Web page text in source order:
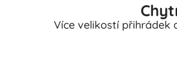
Více velikostí přihrádek